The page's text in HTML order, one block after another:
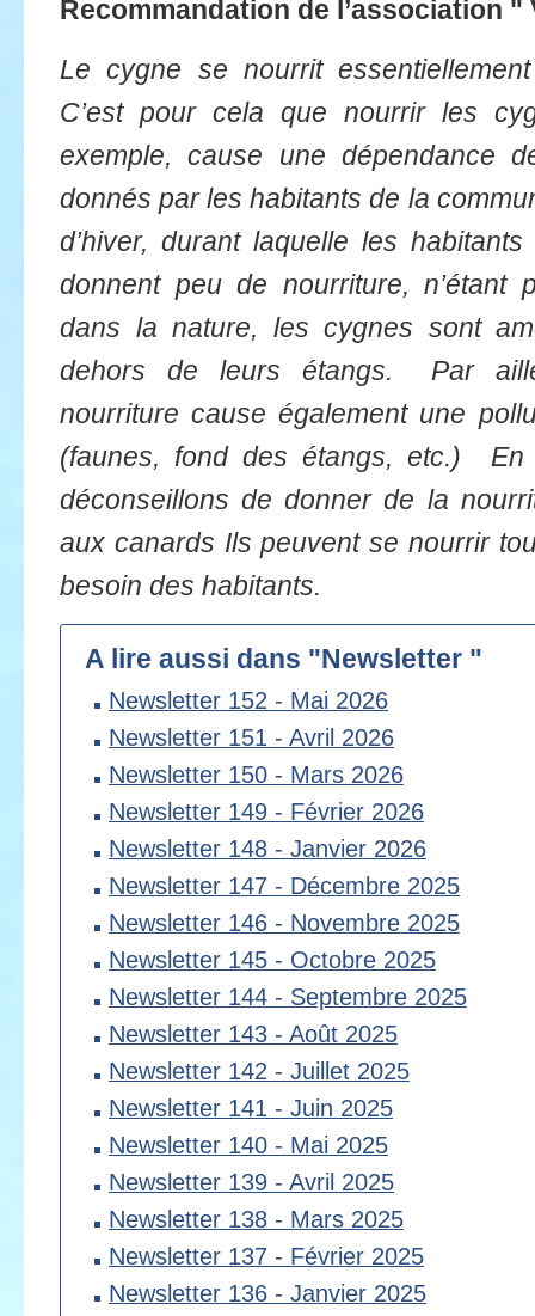
Recommandation de l’association
Le cygne se nourrit
C’est pour cela que nourrir les
exemple, cause une dépendance
donnés par les habitants de la
d’hiver, durant laquelle les
donnent peu de nourriture, n’étant
dans la nature, les cygnes sont
dehors de leurs étangs. Par
nourriture cause également une
(faunes, fond des étangs, etc.)
déconseillons de donner de la
aux canards Ils peuvent se nourrir
besoin des habitants.
A lire aussi dans "Newsletter "
Newsletter 152 - Mai 2026
Newsletter 151 - Avril 2026
Newsletter 150 - Mars 2026
Newsletter 149 - Février 2026
Newsletter 148 - Janvier 2026
Newsletter 147 - Décembre 2025
Newsletter 146 - Novembre 2025
Newsletter 145 - Octobre 2025
Newsletter 144 - Septembre 2025
Newsletter 143 - Août 2025
Newsletter 142 - Juillet 2025
Newsletter 141 - Juin 2025
Newsletter 140 - Mai 2025
Newsletter 139 - Avril 2025
Newsletter 138 - Mars 2025
Newsletter 137 - Février 2025
Newsletter 136 - Janvier 2025